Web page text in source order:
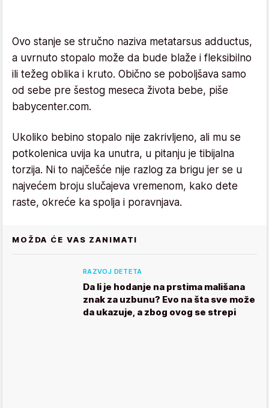
Ovo stanje se stručno naziva metatarsus adductus,
a uvrnuto stopalo može da bude blaže i fleksibilno
ili težeg oblika i kruto. Obično se poboljšava samo
od sebe pre šestog meseca života bebe, piše
babycenter.com.
Ukoliko bebino stopalo nije zakrivljeno, ali mu se
potkolenica uvija ka unutra, u pitanju je tibijalna
torzija. Ni to najčešće nije razlog za brigu jer se u
najvećem broju slučajeva vremenom, kako dete
raste, okreće ka spolja i poravnjava.
MOŽDA ĆE VAS ZANIMATI
RAZVOJ DETETA
Da li je hodanje na prstima mališana
znak za uzbunu? Evo na šta sve može
da ukazuje, a zbog ovog se strepi